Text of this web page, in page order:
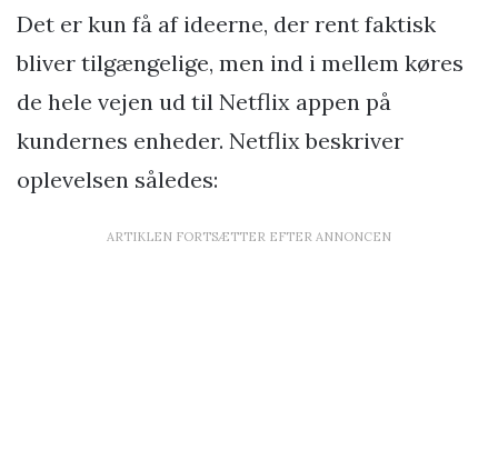
Det er kun få af ideerne, der rent faktisk
bliver tilgængelige, men ind i mellem køres
de hele vejen ud til Netflix appen på
kundernes enheder. Netflix beskriver
oplevelsen således:
ARTIKLEN FORTSÆTTER EFTER ANNONCEN